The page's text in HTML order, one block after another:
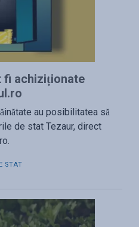
fi achiziționate
au posibilitatea să
de stat Tezaur, direct
STAT